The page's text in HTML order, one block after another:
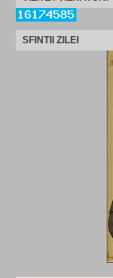
SFINTII ZILEI